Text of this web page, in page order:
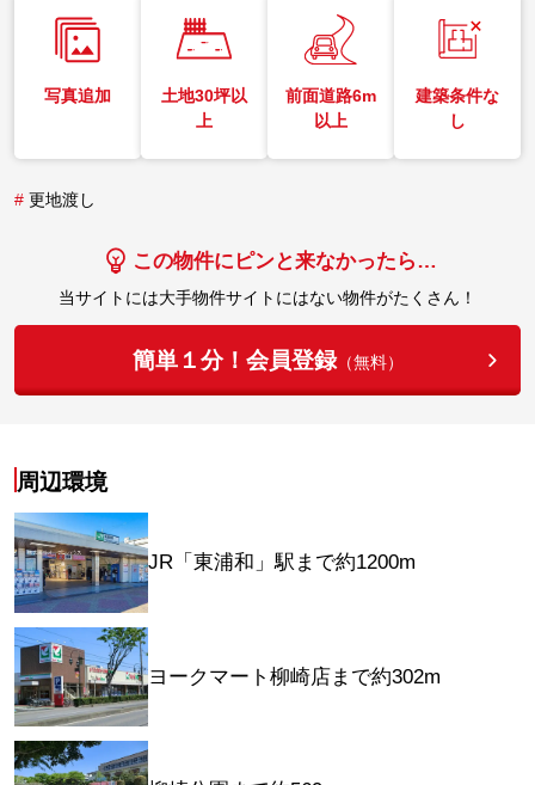
写真追加
土地30坪以
上
前面道路6m
以上
建築条件な
し
# 更地渡し
この物件にピンと来なかったら…
当サイトには大手物件サイトにはない物件がたくさん！
簡単１分！会員登録（無料）
周辺環境
JR「東浦和」駅まで約1200m
ヨークマート柳崎店まで約302m